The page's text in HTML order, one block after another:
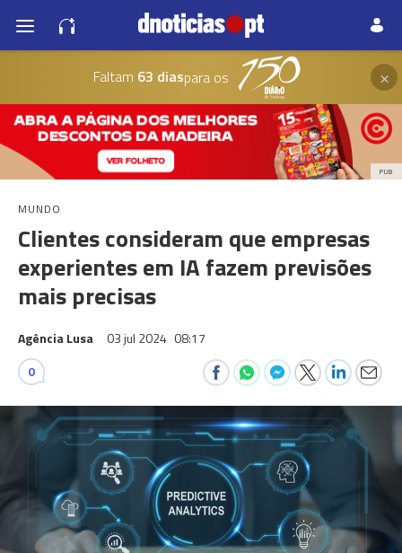
Faltam 63 diaspara os ×
PUB
MUNDO
Clientes consideram que empresas
experientes em IA fazem previsões
mais precisas
Agência Lusa 03 jul 2024 08:17
0